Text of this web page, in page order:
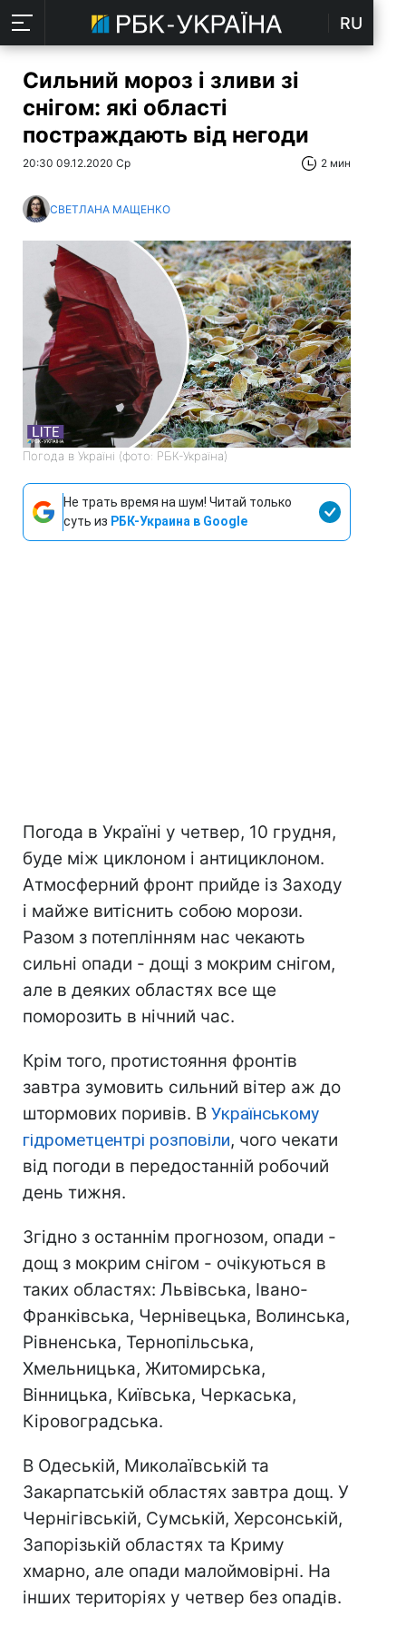
RU
Сильний мороз і зливи зі
снігом: які області
постраждають від негоди
20:30 09.12.2020 Ср 2 мин
СВЕТЛАНА МАЩЕНКО
Погода в Україні (фото: РБК-Україна)
Не трать время на шум! Читай только
суть из РБК-Украина в Google
Погода в Україні у четвер, 10 грудня,
буде між циклоном і антициклоном.
Атмосферний фронт прийде із Заходу
і майже витіснить собою морози.
Разом з потеплінням нас чекають
сильні опади - дощі з мокрим снігом,
але в деяких областях все ще
поморозить в нічний час.
Крім того, протистояння фронтів
завтра зумовить сильний вітер аж до
штормових поривів. В Українському
гідрометцентрі розповіли, чого чекати
від погоди в передостанній робочий
день тижня.
Згідно з останнім прогнозом, опади -
дощ з мокрим снігом - очікуються в
таких областях: Львівська, Івано-
Франківська, Чернівецька, Волинська,
Рівненська, Тернопільська,
Хмельницька, Житомирська,
Вінницька, Київська, Черкаська,
Кіровоградська.
В Одеській, Миколаївській та
Закарпатській областях завтра дощ. У
Чернігівській, Сумській, Херсонській,
Запорізькій областях та Криму
хмарно, але опади малоймовірні. На
інших територіях у четвер без опадів.